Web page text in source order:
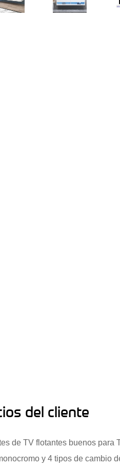
del cliente
de TV flotantes buenos para
y 4 tipos de cambio